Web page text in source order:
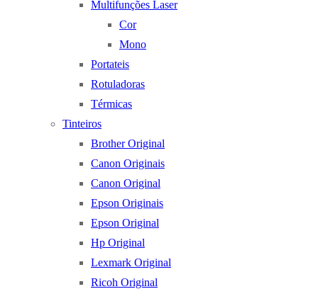
Multifunções Laser
Cor
Mono
Portateis
Rotuladoras
Térmicas
Tinteiros
Brother Original
Canon Originais
Canon Original
Epson Originais
Epson Original
Hp Original
Lexmark Original
Ricoh Original